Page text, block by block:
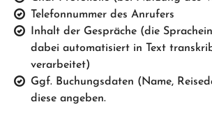
Telefonnummer des Anrufers
Inhalt der Gespräche (die
dabei automatisiert in Text
verarbeitet)
Ggf. Buchungsdaten (Name,
diese angeben.